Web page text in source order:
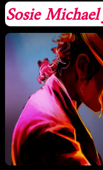
Sosie